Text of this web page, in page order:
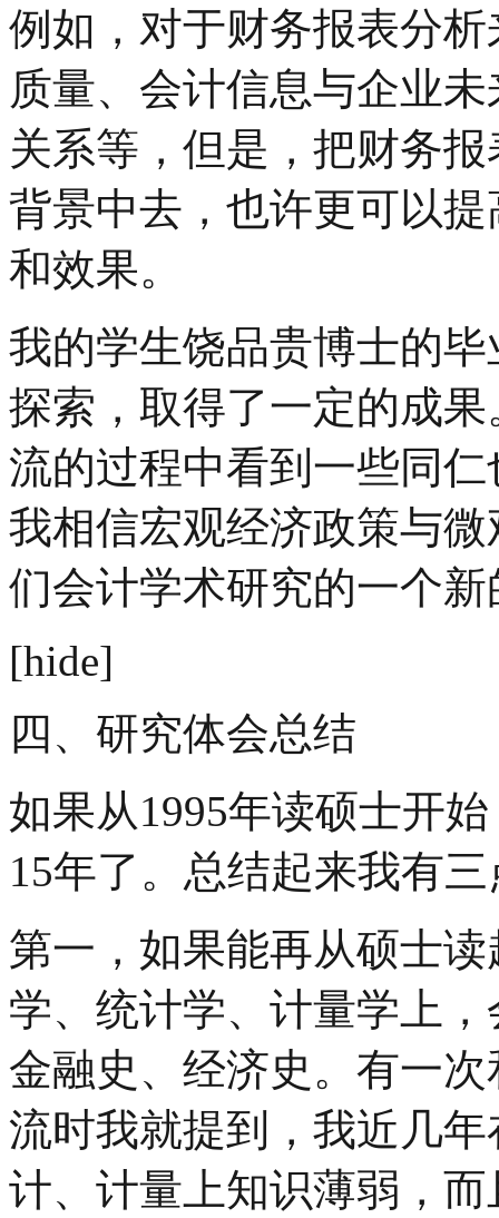
例如，对于财务报表分
质量、会计信息与企业
关系等，但是，把财务
背景中去，也许更可以
和效果。
我的学生饶品贵博士的
探索，取得了一定的成
流的过程中看到一些同
我相信宏观经济政策与
们会计学术研究的一个
[hide]
四、研究体会总结
如果从1995年读硕士开
15年了。总结起来我有
第一，如果能再从硕士
学、统计学、计量学上
金融史、经济史。有一
流时我就提到，我近几
计、计量上知识薄弱，